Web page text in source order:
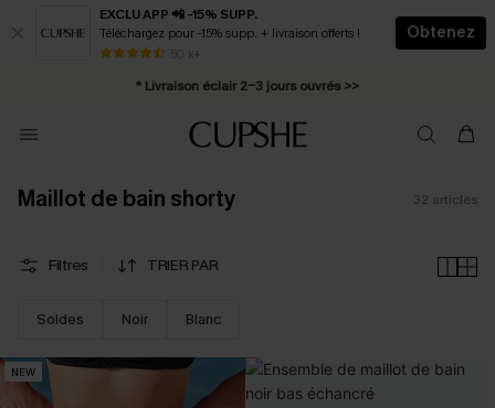
EXCLU APP 📲 -15% SUPP.
Téléchargez pour -15% supp. + livraison offerts !
50 k+
Obtenez
* Livraison éclair 2-3 jours ouvrés >>
Abonnement E-mail : -25% dès 4 achetés >>
Maillot de bain shorty 32 articles
Filtres TRIER PAR
Soldes Noir Blanc
NEW